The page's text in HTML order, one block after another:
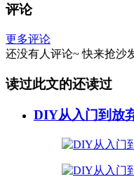
评论
更多评论
还没有人评论~ 快来抢沙
读过此文的还读过
DIY从入门到放